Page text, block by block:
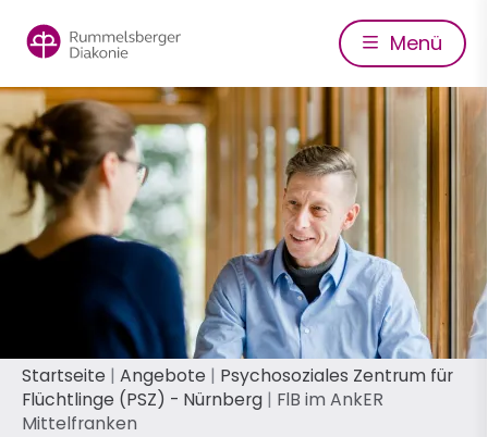
zum
Inhalt
Menü
Pfadnavigation
Startseite Angebote
Psychosoziales Zentrum für
Flüchtlinge (PSZ) - Nürnberg
FlB im AnkER
Mittelfranken